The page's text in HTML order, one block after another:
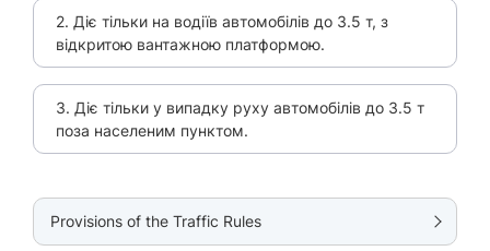
2. Діє тільки на водіїв автомобілів до 3.5 т, з
відкритою вантажною платформою.
3. Діє тільки у випадку руху автомобілів до 3.5 т
поза населеним пунктом.
Provisions of the Traffic Rules